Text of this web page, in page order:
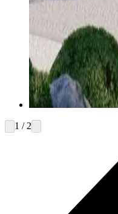
1 / 2